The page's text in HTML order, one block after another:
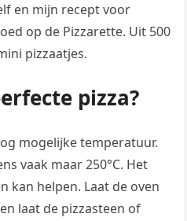
en mijn recept voor
op de Pizzarette. Uit 500
pizzaatjes.
pizza?
mogelijke temperatuur.
vaak maar 250°C. Het
kan helpen. Laat de oven
laat de pizzasteen of